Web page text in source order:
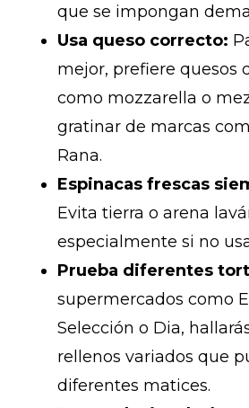
que se impongan
Usa queso correcto:
mejor, prefiere quesos
como mozzarella o
gratinar de marcas
Rana.
Espinacas frescas
Evita tierra o arena
especialmente si no
Prueba diferentes
supermercados como
Selección o Dia,
rellenos variados que
diferentes matices.